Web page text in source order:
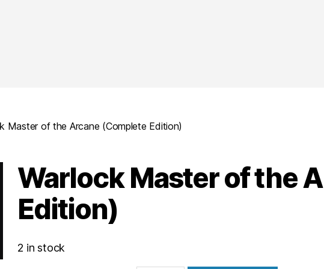
Master of the Arcane (Complete Edition)
Warlock Master of the
Edition)
2 in stock